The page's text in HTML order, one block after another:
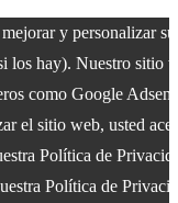
y personalizar su
los hay). Nuestro sitio
como Google
el sitio web, usted
Política de
Política de